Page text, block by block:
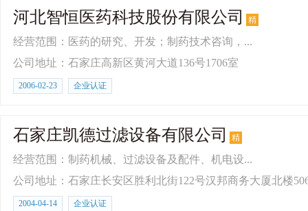
河北智恒医药科技股份有限公司 精
经营范围：医药的研究、开发；制药技术咨询，...
公司地址：石家庄高新区黄河大道136号1706室
2006-02-23 企业认证
石家庄凯德过滤设备有限公司 精
经营范围：制药机械、过滤设备及配件、机电设...
公司地址：石家庄长安区胜利北街122号汉邦商务大厦北楼
2004-04-14 企业认证